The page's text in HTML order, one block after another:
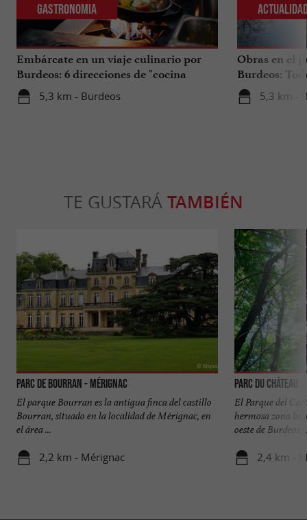
Embárcate en un viaje culinario por
Burdeos: 6 direcciones de "cocina
internacional"
5,3 km - Burdeos
Gastronomia
Obras en el
Burdeos:
tus viajes en
5,3 km -
TE GUSTARÁ TAMBIÉN
Parc de Bourran - Mérignac
El parque Bourran es la antigua finca del castillo
Bourran, situado en la localidad de Mérignac, en
el área ...
2,2 km - Mérignac
Parc du Château
El Parque del
hermosa zona
oeste de Burdeos.
2,4 km -